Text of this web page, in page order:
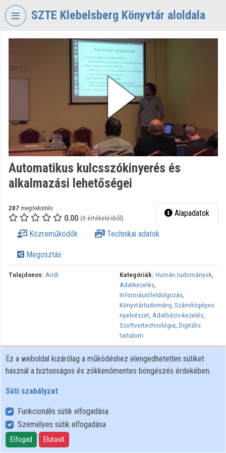
Fejléc kihagyása
SZTE Klebelsberg Könyvtár aloldala
TORIUM
Bejelentkezés
Kategóriák
Intézményi listák
Automatikus kulcsszókinyerés és
alkalmazási lehetőségei
287megtekintés
0.00 (0 értékelésből) Alapadatok
Közreműködők Technikai adatok
Megosztás
Tulajdonos: Andi Kategóriák: Humán tudományok,
Adatkezelés,
Információfeldolgozás,
Könyvtártudomány, Számítógépes
nyelvészet, Adatbázis-kezelés,
Szoftvertechnológia, Digitális
tartalom
Lejátszási listák:
Digitális
bölcsészet Szegeden
segítséget nyújthatnak a digitális bölcsészet területein, melyek
egyebek mellett a katalogizáló, -és kivonatoló rendszerekben
vagy információ-visszakereső alkalmazásokban is sikeresen
fölhasználhatók. Mivel a kulcsszavak előállítása – a feldolgozandó
dokumentumok volumenéből adódóan – sok esetben
Ez a weboldal kizárólag a működéshez elengedhetetlen sütiket
használ a biztonságos és zökkenőmentes böngészés érdekében.
Süti szabályzat
Funkcionális sütik elfogadása
Személyes sütik elfogadása
Elfogad Elutasít